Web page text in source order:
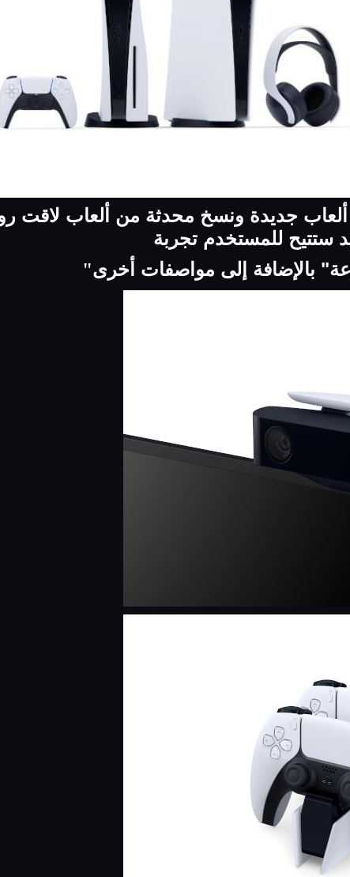
جديدة ونسخ محدثة من ألعاب لاقت
ستتيح للمستخدم تجربة
"بالإضافة إلى مواصفات أخرى